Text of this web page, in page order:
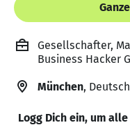
Gesellschafter,
Business Hacker
München,
Logg Dich ein, um